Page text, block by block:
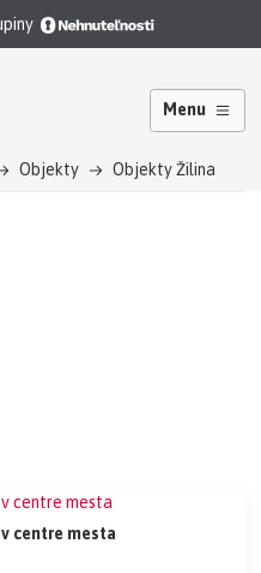
Menu
Objekty Objekty Žilina
centre mesta